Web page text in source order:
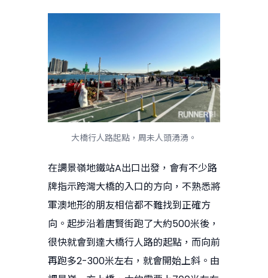
大橋行人路起點，周未人頭湧湧。
在調景嶺地鐵站A出口出發，會有不少路
牌指示跨灣大橋的入口的方向，不熟悉將
軍澳地形的朋友相信都不難找到正確方
向。起步沿着唐賢街跑了大約500米後，
很快就會到達大橋行人路的起點，而向前
再跑多2-300米左右，就會開始上斜。由